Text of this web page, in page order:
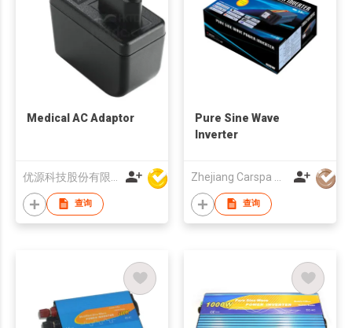
Medical AC Adaptor
查询
Pure Sine Wave
Inverter
查询